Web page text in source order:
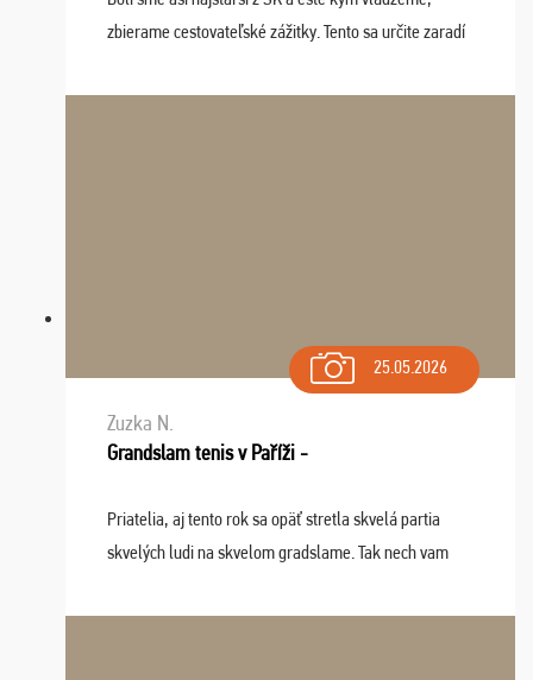
zbierame cestovateľské zážitky. Tento sa určite zaradí
osudu - pohodový šefík Meďo, dobrá parti ...
25.05.2026
Zuzka N.
Grandslam tenis v Paříži -
Priatelia, aj tento rok sa opäť stretla skvelá partia
skvelých ludi na skvelom gradslame. Tak nech vam
sa na budúci rok. Prajem vam este veľa ta ...